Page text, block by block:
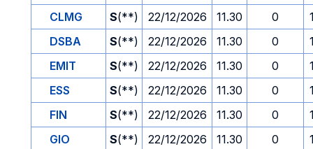
CLMG
S(**) 22/12/2026 11.30 0
DSBA
S(**) 22/12/2026 11.30 0
EMIT
S(**) 22/12/2026 11.30 0
ESS
S(**) 22/12/2026 11.30 0
FIN
S(**) 22/12/2026 11.30 0
GIO
S(**) 22/12/2026 11.30 0